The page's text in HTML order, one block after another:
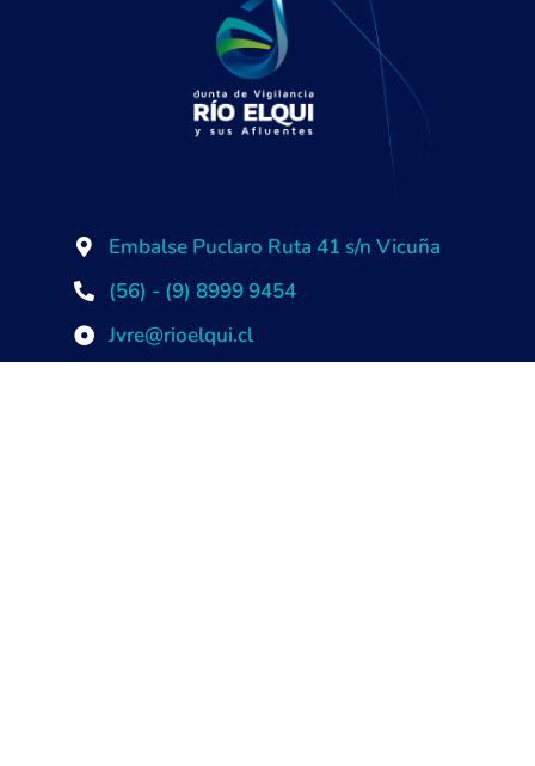
Embalse Puclaro Ruta 41 s/n Vicuña
(56) - (9) 8999 9454
Jvre@rioelqui.cl